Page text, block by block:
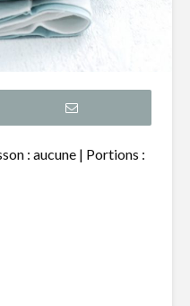
: aucune | Portions :
poires
porto